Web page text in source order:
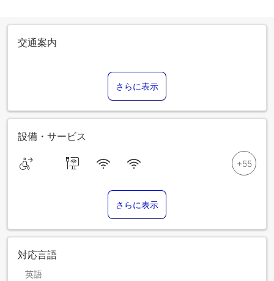
交通案内
さらに表示
設備・サービス
さらに表示
対応言語
英語